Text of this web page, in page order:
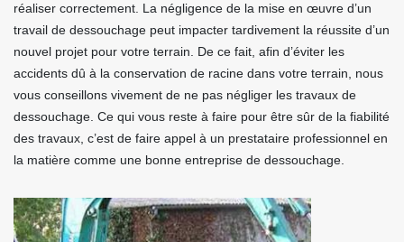
réaliser correctement. La négligence de la mise en œuvre d’un
travail de dessouchage peut impacter tardivement la réussite d’un
nouvel projet pour votre terrain. De ce fait, afin d’éviter les
accidents dû à la conservation de racine dans votre terrain, nous
vous conseillons vivement de ne pas négliger les travaux de
dessouchage. Ce qui vous reste à faire pour être sûr de la fiabilité
des travaux, c’est de faire appel à un prestataire professionnel en
la matière comme une bonne entreprise de dessouchage.